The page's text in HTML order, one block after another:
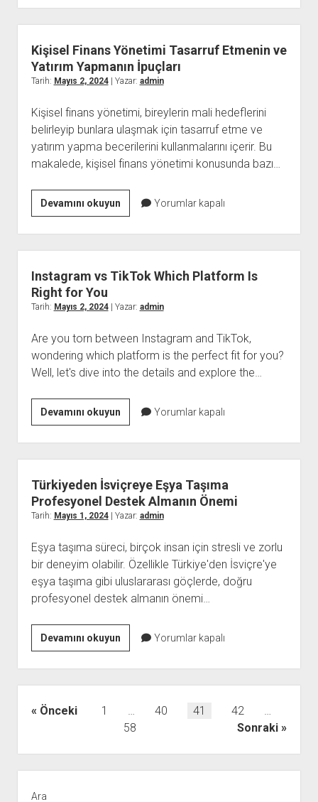
Nakliyat
Firmaları
Arasında
Bursadaki
Liderler
Kişisel Finans Yönetimi Tasarruf Etmenin ve
Yatırım Yapmanın İpuçları
Tarih: Mayıs 2, 2024| Yazar: admin
Kişisel finans yönetimi, bireylerin mali hedeflerini
belirleyip bunlara ulaşmak için tasarruf etme ve
yatırım yapma becerilerini kullanmalarını içerir. Bu
makalede, kişisel finans yönetimi konusunda bazı…
Devamını okuyunKişisel
Finans
Yönetimi
Tasarruf
Etmenin
Yatırım
İpuçları
Yorumlar kapalı
Instagram vs TikTok Which Platform Is
Right for You
Tarih: Mayıs 2, 2024| Yazar: admin
Are you torn between Instagram and TikTok,
wondering which platform is the perfect fit for you?
Well, let's dive into the details and explore the…
Devamını okuyunInstagram
vs
TikTok
Which
Platform
Is
Right
You
Yorumlar kapalı
Türkiyeden İsviçreye Eşya Taşıma
Profesyonel Destek Almanın Önemi
Tarih: Mayıs 1, 2024| Yazar: admin
Eşya taşıma süreci, birçok insan için stresli ve zorlu
bir deneyim olabilir. Özellikle Türkiye'den İsviçre'ye
eşya taşıma gibi uluslararası göçlerde, doğru
profesyonel destek almanın önemi…
Devamını okuyunTürkiyeden
İsviçreye
Eşya
Taşıma
Profesyonel
Destek
Önemi
Yorumlar kapalı
YazıÖnceki 1 … 40 41 42
…
58
Sonraki
Menü
Ara